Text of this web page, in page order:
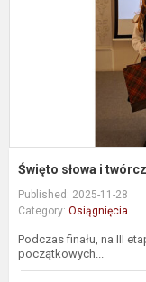
Święto słowa i
Published: 2025-11-28
Category: Osiągnięcia
Podczas finału, na III
początkowych...